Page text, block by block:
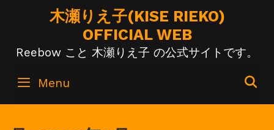
木瀬りえ子(KISE RIEKO)
OFFICIAL WEB
Reebow こと 木瀬りえ子 の公式サイトです。
Menu